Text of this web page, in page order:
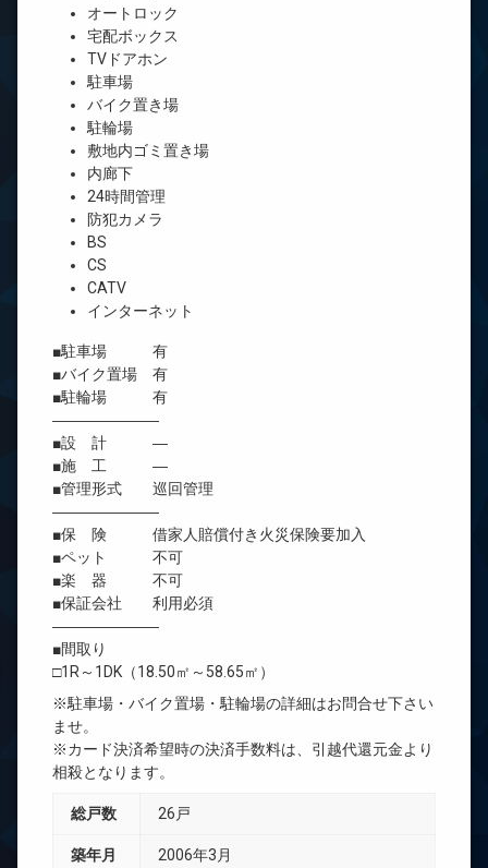
オートロック
宅配ボックス
TVドアホン
駐車場
バイク置き場
駐輪場
敷地内ゴミ置き場
内廊下
24時間管理
防犯カメラ
BS
CS
CATV
インターネット
■駐車場 有
■バイク置場 有
■駐輪場 有
―――――――
■設 計 ―
■施 工 ―
■管理形式 巡回管理
―――――――
■保 険 借家人賠償付き火災保険要加入
■ペット 不可
■楽 器 不可
■保証会社 利用必須
―――――――
■間取り
□1R～1DK（18.50㎡～58.65㎡）
※駐車場・バイク置場・駐輪場の詳細はお問合せ下さい
ませ。
※カード決済希望時の決済手数料は、引越代還元金より
相殺となります。
総戸数 26戸
築年月 2006年3月